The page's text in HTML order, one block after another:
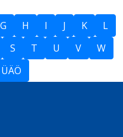
G H I J K
L
S T U V
W
ÜÄÖ